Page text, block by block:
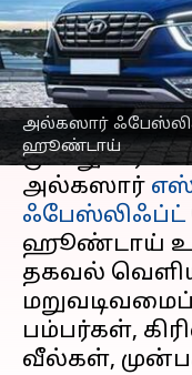
அல்கஸார்
ஹூண்டாய்
எழுதியவர் Prasanna
செய்தி முன்னோட்டம்
இந்தியாவில்
மூன்று
அல்கஸார்
ஃபேஸ்லிஃப்ட்
ஹூண்டாய்
தகவல்
பம்பர்கள்,
வீல்கள்,